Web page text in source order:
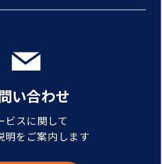
い合わせ
ビスに関して
明をご案内します